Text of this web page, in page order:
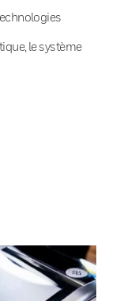
le système